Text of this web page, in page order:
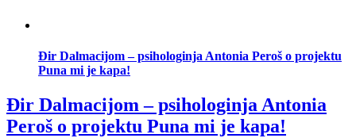
Đir Dalmacijom – psihologinja Antonia Peroš o projektu
Puna mi je kapa!
Đir Dalmacijom – psihologinja Antonia
Peroš o projektu Puna mi je kapa!